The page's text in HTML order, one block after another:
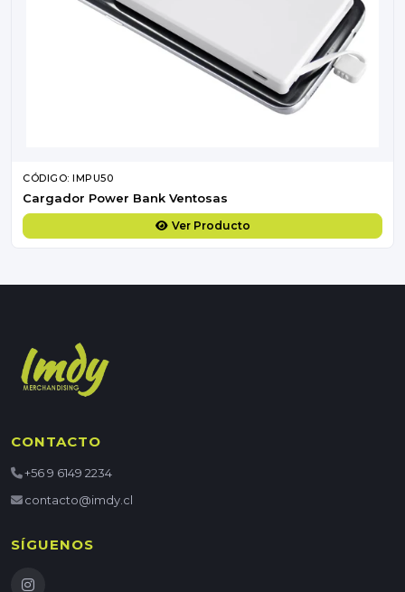
CÓDIGO: IMPU50
Cargador Power Bank Ventosas
Ver Producto
CONTACTO
+56 9 6149 2234
contacto@imdy.cl
SÍGUENOS